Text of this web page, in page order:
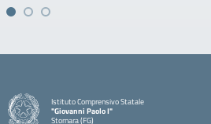
Istituto Comprensivo Statale
"Giovanni Paolo I"
Stornara (FG)